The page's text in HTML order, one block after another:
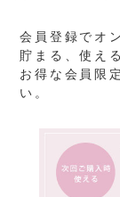
会員登録でオ
貯まる、使え
お得な会員限
い。